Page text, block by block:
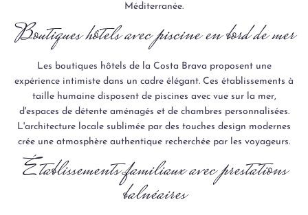
Méditerranée.
Boutiques hôtels avec piscine en bord de mer
Les boutiques hôtels de la Costa Brava proposent une
expérience intimiste dans un cadre élégant. Ces établissements à
taille humaine disposent de piscines avec vue sur la mer,
d'espaces de détente aménagés et de chambres personnalisées.
L'architecture locale sublimée par des touches design modernes
crée une atmosphère authentique recherchée par les voyageurs.
Établissements familiaux avec prestations
balnéaires